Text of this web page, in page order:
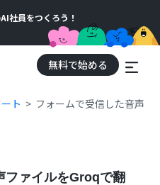
社員をつくろう！
無料で始める
ト フォームで受信した音声
ファイルをGroqで翻